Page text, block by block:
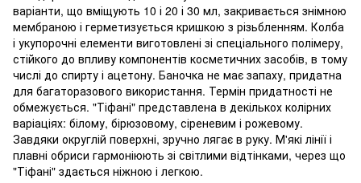
варіанти, що вміщують 10 і 20 і 30 мл, закривається знімною
мембраною і герметизується кришкою з різьбленням. Колба
і укупорочні елементи виготовлені зі спеціального полімеру,
стійкого до впливу компонентів косметичних засобів, в тому
числі до спирту і ацетону. Баночка не має запаху, придатна
для багаторазового використання. Термін придатності не
обмежується. "Тіфані" представлена ​​в декількох колірних
варіаціях: білому, бірюзовому, сіреневим і рожевому.
Завдяки округлій поверхні, зручно лягає в руку. М'які лінії і
плавні обриси гармоніюють зі світлими відтінками, через що
"Тіфані" здається ніжною і легкою.